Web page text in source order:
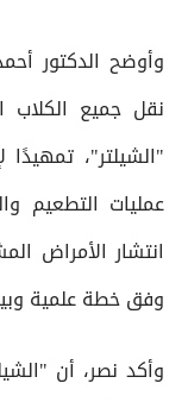
وأوضح الدكتور
نقل جميع
"الشيلتر"،
عمليات التطعيم
انتشار الأمراض
وفق خطة علمية
وأكد نصر، أن